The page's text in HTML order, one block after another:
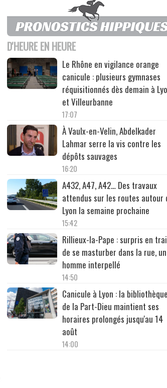
D'HEURE EN HEURE
Le Rhône en vigilance orange
canicule : plusieurs gymnases
réquisitionnés dès demain à
et Villeurbanne
17:07
À Vaulx-en-Velin, Abdelkader
Lahmar serre la vis contre les
dépôts sauvages
16:20
A432, A47, A42… Des travaux
attendus sur les routes autour
Lyon la semaine prochaine
15:42
Rillieux-la-Pape : surpris en
de se masturber dans la rue, un
homme interpellé
14:50
Canicule à Lyon : la bibliothèque
de la Part-Dieu maintient ses
horaires prolongés jusqu'au 14
août
14:00